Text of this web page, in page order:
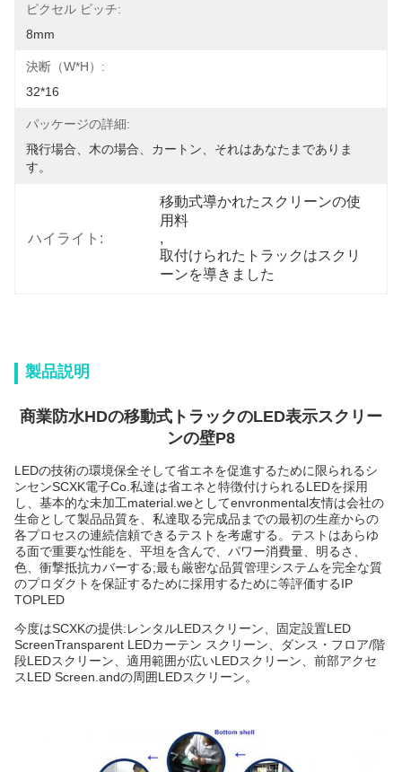
ピクセル ピッチ:
8mm
決断（W*H）:
32*16
パッケージの詳細:
飛行場合、木の場合、カートン、それはあなたまでありま
す。
ハイライト:
移動式導かれたスクリーンの使
用料
,
取付けられたトラックはスクリ
ーンを導きました
製品説明
商業防水HDの移動式トラックのLED表示スクリー
ンの壁P8
LEDの技術の環境保全そして省エネを促進するために限られるシ
ンセンSCXK電子Co.私達は省エネと特徴付けられるLEDを採用
し、基本的な未加工material.weとしてenvronmental友情は会社の
生命として製品品質を、私達取る完成品までの最初の生産からの
各プロセスの連続信頼できるテストを考慮する。テストはあらゆ
る面で重要な性能を、平坦を含んで、パワー消費量、明るさ、
色、衝撃抵抗カバーする;最も厳密な品質管理システムを完全な質
のプロダクトを保証するために採用するために等評価するIP
TOPLED
今度はSCXKの提供:レンタルLEDスクリーン、固定設置LED
ScreenTransparent LEDカーテン スクリーン、ダンス・フロア/階
段LEDスクリーン、適用範囲が広いLEDスクリーン、前部アクセ
スLED Screen.andの周囲LEDスクリーン。